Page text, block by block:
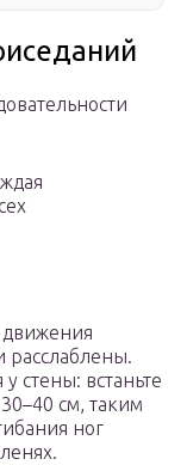
движения
расслаблены.
стены: встаньте
см, таким
ног